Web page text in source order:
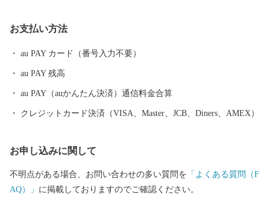
境」、「身近できめ細かな行政サービス」、「年を重ねても健康
お支払い方法
au PAY カード（番号入力不要）
au PAY 残高
au PAY（auかんたん決済）通信料金合算
クレジットカード決済（VISA、Master、JCB、Diners、AMEX）
お申し込みに関して
不明点がある場合、お問い合わせの多い質問を 「よくある質問（F
AQ）」 に掲載しておりますのでご確認ください。